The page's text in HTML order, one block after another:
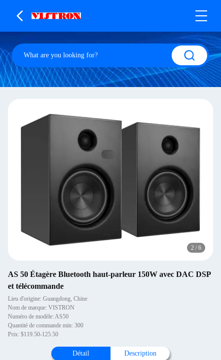
3 / 6
AS 50 Étagère Bluetooth haut-parleur 150W avec DAC DSP
et télécommande
Lieu d'origine: Guangdong, Chine
Nom de marque: VISTRON
Numéro de modèle: AS50
Quantité de commande min: 300
Prix: $119.50-125.50
Détail Description